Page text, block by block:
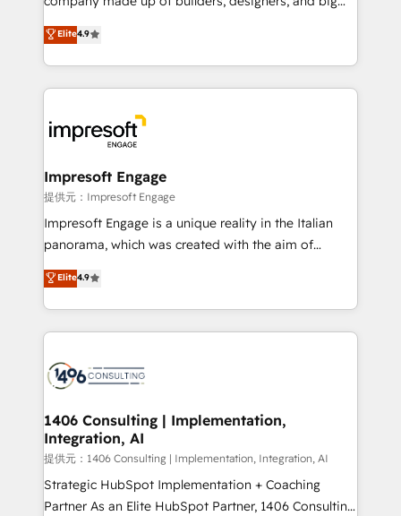
Platform Migration Excellence. • Top 3 Partner of the
Year LATAM 2022, 2023, 2024, 2025. • Partner of the
business with HubSpot? Let Cebra’s experts help
you grow faster, smarter, and with impact.
thinkers. We blend strategy, design, and
development—always fueled by curiosity—to turn
ideas, opportunities, and challenges into meaningful
experiences. To us, technology is more than just
and—most importantly—simple. That’s why we lean
into bold ideas and shape them into thoughtful
products and strategies that actually make a
difference.
Elite4.9
Impresoft Engage
提供元：Impresoft Engage
Impresoft Engage is a unique reality in the Italian
panorama, which was created with the aim of
putting Customer Experience at the center by
creating digital environments capable of integrating
people, processes and data. We offer the best
digital solutions on the market, ranging from CRM
marketing automation to online and offline sales
allowing companies to optimize processes and meet
the needs of the customer. We are part of Impresoft
Group, a group of specialized and complementary
companies that divide their offer into 4
Competence Centers: Smart Manufacturing,
Elite4.9
1406 Consulting | Implementation,
Integration, AI
提供元：1406 Consulting | Implementation, Integration, AI
Strategic HubSpot Implementation + Coaching
Partner As an Elite HubSpot Partner, 1406 Consulting